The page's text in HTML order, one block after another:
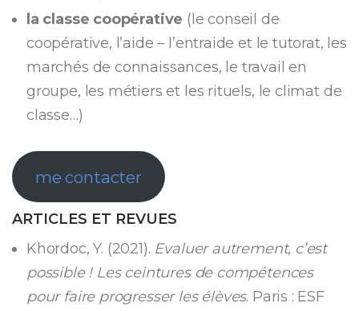
la classe coopérative (le conseil de
coopérative, l’aide – l’entraide et le tutorat, les
marchés de connaissances, le travail en
groupe, les métiers et les rituels, le climat de
classe…)
me contacter
ARTICLES ET REVUES
Khordoc, Y. (2021). Evaluer autrement, c’est
possible ! Les ceintures de compétences
pour faire progresser les élèves. Paris : ESF